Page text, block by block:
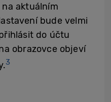
aktuálním
bude velmi
do účtu
obrazovce objeví
3